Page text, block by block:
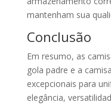
mantenham sua
Conclusão
Em resumo, as
gola padre e a
excepcionais para
elegância,